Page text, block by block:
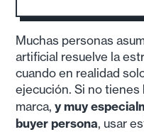
Muchas personas
artificial resuelve la
cuando en realidad
ejecución. Si no tienes
marca,y muy
buyer persona, usar